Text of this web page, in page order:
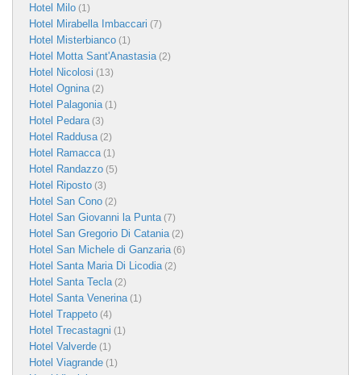
Hotel Milo (1)
Hotel Mirabella Imbaccari (7)
Hotel Misterbianco (1)
Hotel Motta Sant'Anastasia(2)
Hotel Nicolosi (13)
Hotel Ognina(2)
Hotel Palagonia(1)
Hotel Pedara(3)
Hotel Raddusa(2)
Hotel Ramacca(1)
Hotel Randazzo (5)
Hotel Riposto (3)
Hotel San Cono (2)
Hotel San Giovanni la Punta(7)
Hotel San Gregorio Di Catania(2)
Hotel San Michele di Ganzaria(6)
Hotel Santa Maria Di Licodia(2)
Hotel Santa Tecla(2)
Hotel Santa Venerina(1)
Hotel Trappeto (4)
Hotel Trecastagni (1)
Hotel Valverde (1)
Hotel Viagrande (1)